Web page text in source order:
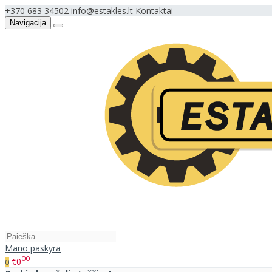
+370 683 34502 info@estakles.lt Kontaktai
Navigacija
Mano paskyra
0 €000